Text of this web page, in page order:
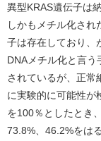
異型KRAS遺伝子は
しかもメチル化さ
子は存在しており、
DNAメチル化と言
されているが、正常
に実験的に可能性が
を100％としたとき
73.8%、46.2%をは